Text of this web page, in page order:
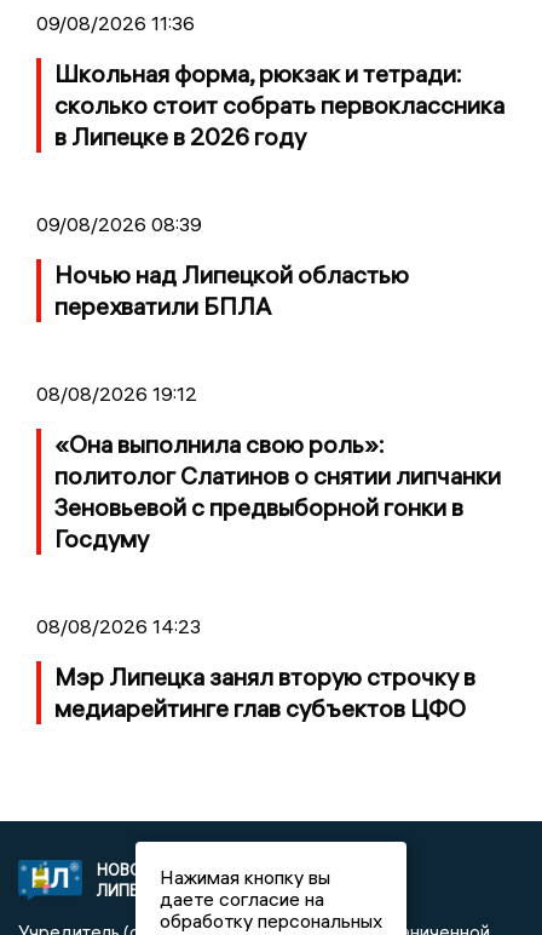
09/08/2026 11:36
Школьная форма, рюкзак и тетради:
сколько стоит собрать первоклассника
в Липецке в 2026 году
09/08/2026 08:39
Ночью над Липецкой областью
перехватили БПЛА
08/08/2026 19:12
«Она выполнила свою роль»:
политолог Слатинов о снятии липчанки
Зеновьевой с предвыборной гонки в
Госдуму
08/08/2026 14:23
Мэр Липецка занял вторую строчку в
медиарейтинге глав субъектов ЦФО
НОВОСТИ
ЛИПЕЦКА
2021 © NEWSLIPETSK.RU | СИ
«Новости Липецка»
Нажимая кнопку вы
даете согласие на
обработку персональных